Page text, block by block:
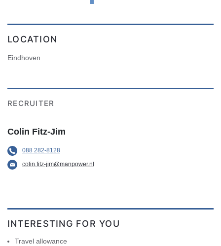
LOCATION
Eindhoven
RECRUITER
Colin Fitz-Jim
088 282-8128
colin.fitz-jim@manpower.nl
INTERESTING FOR YOU
Travel allowance